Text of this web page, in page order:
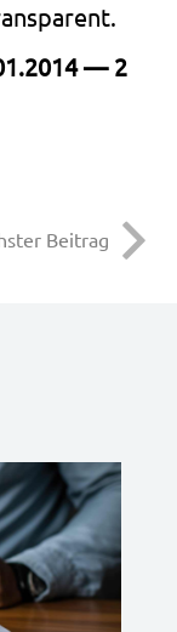
— 2
Beitrag